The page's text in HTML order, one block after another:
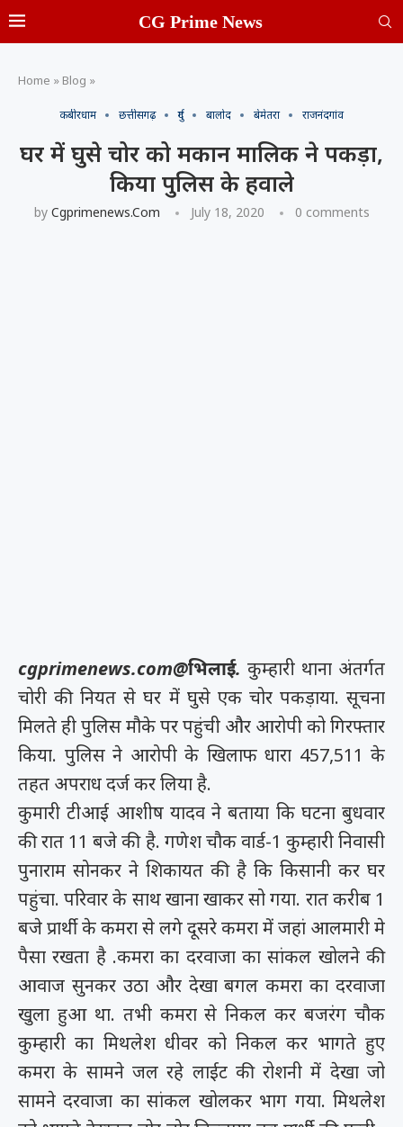
CG Prime News
Home » Blog »
कबीरधाम छत्तीसगढ़ दुर्ग बालोद बेमेतरा राजनंदगांव
घर में घुसे चोर को मकान मालिक ने पकड़ा,
किया पुलिस के हवाले
by Cgprimenews.com July 18, 2020 0 comments
cgprimenews.com@भिलाई. कुम्हारी थाना अंतर्गत
चोरी की नियत से घर में घुसे एक चोर पकड़ाया. सूचना
मिलते ही पुलिस मौके पर पहुंची और आरोपी को गिरफ्तार
किया. पुलिस ने आरोपी के खिलाफ धारा 457,511 के
तहत अपराध दर्ज कर लिया है.
कुमारी टीआई आशीष यादव ने बताया कि घटना बुधवार
की रात 11 बजे की है. गणेश चौक वार्ड-1 कुम्हारी निवासी
पुनाराम सोनकर ने शिकायत की है कि किसानी कर घर
पहुंचा. परिवार के साथ खाना खाकर सो गया. रात करीब 1
बजे प्रार्थी के कमरा से लगे दूसरे कमरा में जहां आलमारी मे
पैसा रखता है .कमरा का दरवाजा का सांकल खोलने की
आवाज सुनकर उठा और देखा बगल कमरा का दरवाजा
खुला हुआ था. तभी कमरा से निकल कर बजरंग चौक
कुम्हारी का मिथलेश धीवर को निकल कर भागते हुए
कमरा के सामने जल रहे लाईट की रोशनी में देखा जो
सामने दरवाजा का सांकल खोलकर भाग गया. मिथलेश